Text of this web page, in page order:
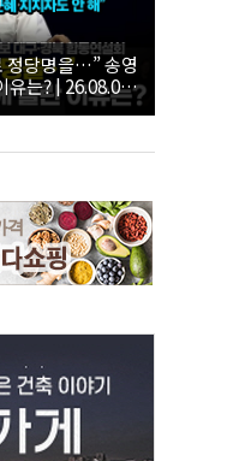
정당명을…” 송영
유는? | 26.08.09
원 후보 대구·경